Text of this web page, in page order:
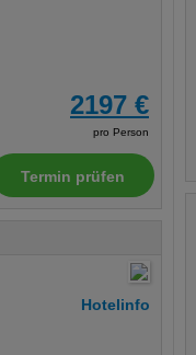
2197 €
pro Person
Termin prüfen
Hotelinfo